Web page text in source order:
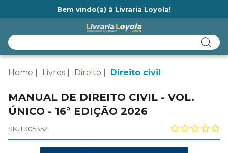
Bem vindo(a) à Livraria Loyola!
Home Livros Direito Direito civil
MANUAL DE DIREITO CIVIL - VOL.
ÚNICO - 16ª EDIÇÃO 2026
SKU 305352